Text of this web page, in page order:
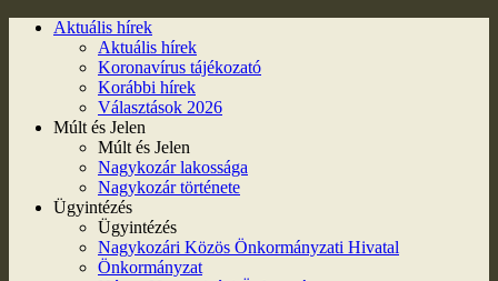
Aktuális hírek
Aktuális hírek
Koronavírus tájékozató
Korábbi hírek
Választások 2026
Múlt és Jelen
Múlt és Jelen
Nagykozár lakossága
Nagykozár története
Ügyintézés
Ügyintézés
Nagykozári Közös Önkormányzati Hivatal
Önkormányzat